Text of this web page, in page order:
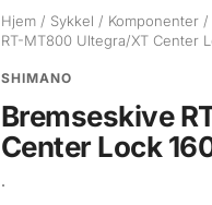
Hjem / Sykkel / Komponenter /
RT-MT800 Ultegra/XT Center
SHIMANO
Bremseskive
Center Lock
.